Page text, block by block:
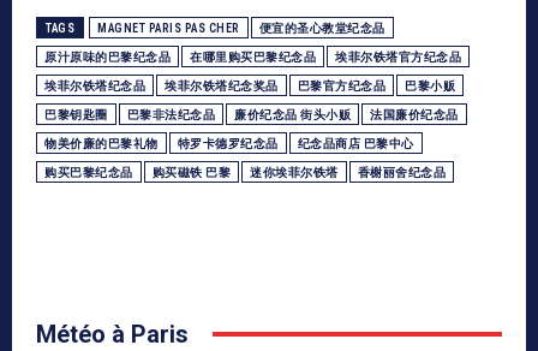
情
TAGS MAGNET PARIS PAS CHER 便宜的圣心教堂纪念品
原汁原味的巴黎纪念品 在哪里购买巴黎纪念品 埃菲尔铁塔官方纪念品
埃菲尔铁塔纪念品 埃菲尔铁塔纪念奖品 巴黎官方纪念品 巴黎小贩
巴黎钥匙圈 巴黎非法纪念品 廉价纪念品 街头小贩 法国廉价纪念品
物美价廉的巴黎礼物 特罗卡德罗纪念品 纪念品商店 巴黎中心
购买巴黎纪念品 购买磁铁 巴黎 迷你埃菲尔铁塔 香榭丽舍纪念品
Météo à Paris